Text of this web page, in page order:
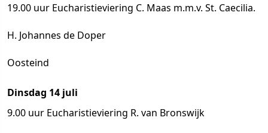
19.00 uur Eucharistieviering C. Maas m.m.v. St. Caecilia.
H. Johannes de Doper
Oosteind
Dinsdag 14 juli
9.00 uur Eucharistieviering R. van Bronswijk